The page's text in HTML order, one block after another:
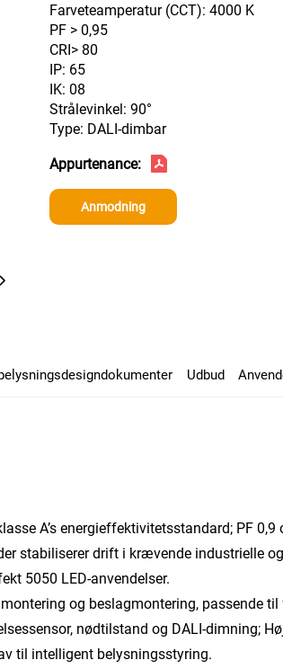
Farveteamperatur (CCT): 4000 K
PF > 0,95
CRI> 80
IP: 65
IK: 08
Strålevinkel: 90°
Type: DALI-dimbar
Appurtenance:
Anmodning
Udbud
A’s energieffektivitetsstandard; PF
stabiliserer drift i krævende industrielle
5050 LED-anvendelser.
og beslagmontering, passende
nødtilstand og DALI-dimning;
til intelligent belysningsstyring.